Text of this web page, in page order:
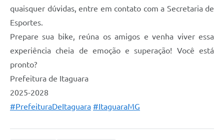
quaisquer dúvidas, entre em contato com a Secretaria de
Esportes.
Prepare sua bike, reúna os amigos e venha viver essa
experiência cheia de emoção e superação! Você está
pronto?
Prefeitura de Itaguara
2025-2028
#PrefeituraDeItaguara #ItaguaraMG